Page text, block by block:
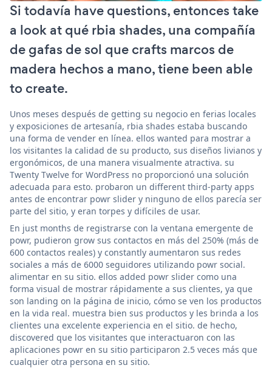
Si todavía have questions, entonces take
a look at qué rbia shades, una compañía
de gafas de sol que crafts marcos de
madera hechos a mano, tiene been able
to create.
Unos meses después de getting su negocio en ferias locales
y exposiciones de artesanía, rbia shades estaba buscando
una forma de vender en línea. ellos wanted para mostrar a
los visitantes la calidad de su producto, sus diseños livianos y
ergonómicos, de una manera visualmente atractiva. su
Twenty Twelve for WordPress no proporcionó una solución
adecuada para esto. probaron un different third-party apps
antes de encontrar powr slider y ninguno de ellos parecía ser
parte del sitio, y eran torpes y difíciles de usar.
En just months de registrarse con la ventana emergente de
powr, pudieron grow sus contactos en más del 250% (más de
600 contactos reales) y constantly aumentaron sus redes
sociales a más de 6000 seguidores utilizando powr social.
alimentar en su sitio. ellos added powr slider como una
forma visual de mostrar rápidamente a sus clientes, ya que
son landing on la página de inicio, cómo se ven los productos
en la vida real. muestra bien sus productos y les brinda a los
clientes una excelente experiencia en el sitio. de hecho,
discovered que los visitantes que interactuaron con las
aplicaciones powr en su sitio participaron 2.5 veces más que
cualquier otra persona en su sitio.